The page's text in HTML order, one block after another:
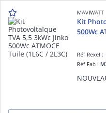
MAVIWATT
Kit
500Wc
Réf Rexel :
Réf Fab :